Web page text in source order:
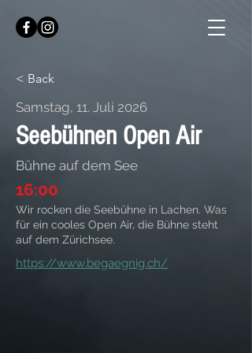
< Back
Samstag, 11. Juli 2026
Seebühnen Open Air
Bühne auf dem See
16:00
Wir rocken die Seebühne in Lachen. Was
für ein cooles Open Air, die Bühne steht
auf dem Zürichsee.
https://www.begaegnig.ch/